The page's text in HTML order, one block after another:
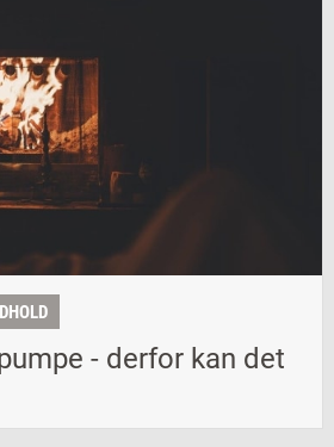
- derfor kan det